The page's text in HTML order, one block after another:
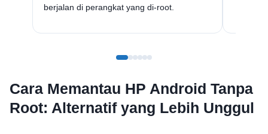
berjalan di perangkat yang di-root.
Cara Memantau HP Android Tanpa
Root: Alternatif yang Lebih Unggul